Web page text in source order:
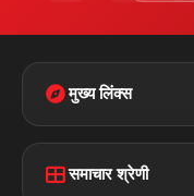
मुख्य लिंक्स
समाचार श्रेणी